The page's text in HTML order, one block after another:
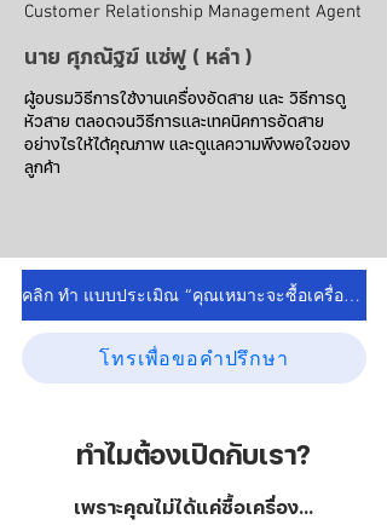
Customer Relationship Management Agent
นาย ศุภณัฐฆ์ แซ่ฟู ( หลำ )
ผู้อบรมวิธีการใช้งานเครื่องอัดสาย และ วิธีการดู
หัวสาย ตลอดจนวิธีการและเทคนิคการอัดสาย
อย่างไรให้ได้คุณภาพ และดูแลความพึงพอใจของ
ลูกค้า
คลิก ทำ แบบประเมิณ “คุณเหมาะจะซื้อเครื่องอัดสายไหม?”
โทรเพื่อขอคำปรึกษา
ทำไมต้องเปิดกับเรา?
เพราะคุณไม่ได้แค่ซื้อเครื่อง...